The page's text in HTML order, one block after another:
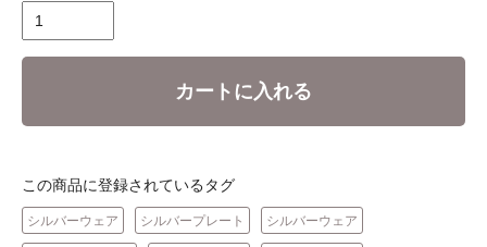
カートに入れる
この商品に登録されているタグ
シルバーウェア シルバープレート シルバーウェア